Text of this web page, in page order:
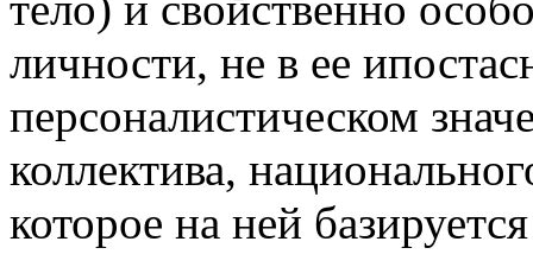
личности, не в ее
персоналистическом
коллектива,
которое на ней